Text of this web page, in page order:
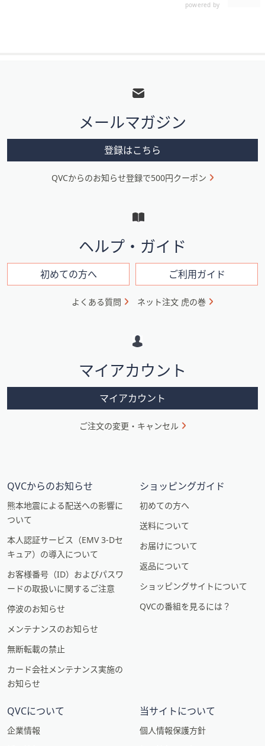
powered by
メ
ニ
ン
ン
メールマガジン
登録はこちら
QVCからのお知らせ登録で500円クーポン
ヘルプ・ガイド
初めての方へ ご利用ガイド
よくある質問 ネット注文 虎の巻
マイアカウント
マイアカウント
ご注文の変更・キャンセル
QVCからのお知らせ
熊本地震による配送への影響に
ついて
本人認証サービス（EMV 3-Dセ
キュア）の導入について
お客様番号（ID）およびパスワ
ードの取扱いに関するご注意
停波のお知らせ
メンテナンスのお知らせ
無断転載の禁止
カード会社メンテナンス実施の
お知らせ
ショッピングガイド
初めての方へ
送料について
お届けについて
返品について
ショッピングサイトについて
QVCの番組を見るには？
QVCについて
企業情報
当サイトについて
個人情報保護方針